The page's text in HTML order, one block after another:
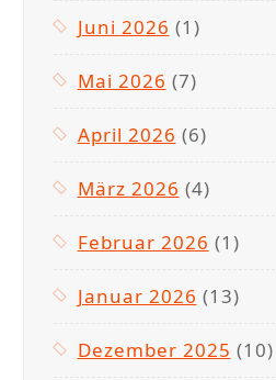
t
u
h
i
e
E
Juni 2026 (1)
Mai 2026 (7)
April 2026 (6)
März 2026 (4)
Februar 2026 (1)
Januar 2026 (13)
Dezember 2025 (10)